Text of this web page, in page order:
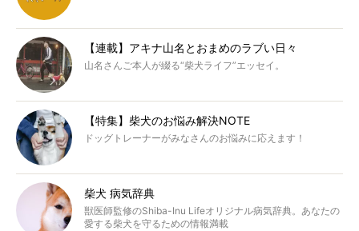
【連載】アキナ山名とおまめのラブい日々
山名さんご本人が綴る“柴犬ライフ”エッセイ。
【特集】柴犬のお悩み解決NOTE
ドッグトレーナーがみなさんのお悩みに応えます！
柴犬 病気辞典
獣医師監修のShiba-Inu Lifeオリジナル病気辞典。あなたの
愛する柴犬を守るための情報満載